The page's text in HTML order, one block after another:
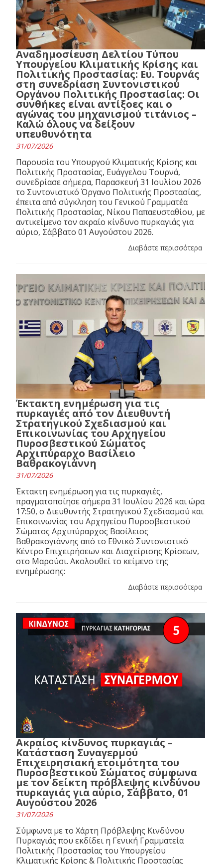
Αναδημοσίευση Δελτίου Τύπου
Υπουργείου Κλιματικής Κρίσης και
Πολιτικής Προστασίας: Ευ. Τουρνάς
στη συνεδρίαση Συντονιστικού
Οργάνου Πολιτικής Προστασίας: Οι
συνθήκες είναι αντίξοες και ο
αγώνας του μηχανισμού τιτάνιος –
Καλώ όλους να δείξουν
υπευθυνότητα
31/07/2026
Παρουσία του Υπουργού Κλιματικής Κρίσης και
Πολιτικής Προστασίας, Ευάγγελου Τουρνά,
συνεδρίασε σήμερα, Παρασκευή 31 Ιουλίου 2026
το Συντονιστικό Όργανο Πολιτικής Προστασίας,
έπειτα από σύγκληση του Γενικού Γραμματέα
Πολιτικής Προστασίας, Νίκου Παπαευσταθίου, με
αντικείμενο τον ακραίο κίνδυνο πυρκαγιάς για
αύριο, Σάββατο 01 Αυγούστου 2026.
Διαβάστε περισσότερα
Έκτακτη ενημέρωση για τις
πυρκαγιές από τον Διευθυντή
Στρατηγικού Σχεδιασμού και
Επικοινωνίας του Αρχηγείου
Πυροσβεστικού Σώματος
Αρχιπύραρχο Βασίλειο
Βαθρακογιάννη
31/07/2026
Έκτακτη ενημέρωση για τις πυρκαγιές,
πραγματοποίησε σήμερα 31 Ιουλίου 2026 και ώρα
17:50, ο Διευθυντής Στρατηγικού Σχεδιασμού και
Επικοινωνίας του Αρχηγείου Πυροσβεστικού
Σώματος Αρχιπύραρχος Βασίλειος
Βαθρακογιάννης από το Εθνικό Συντονιστικό
Κέντρο Επιχειρήσεων και Διαχείρισης Κρίσεων,
στο Μαρούσι. Ακολουθεί το κείμενο της
ενημέρωσης:
Διαβάστε περισσότερα
Ακραίος κίνδυνος πυρκαγιάς –
Κατάσταση Συναγερμού
Επιχειρησιακή ετοιμότητα του
Πυροσβεστικού Σώματος σύμφωνα
με τον δείκτη πρόβλεψης κινδύνου
πυρκαγιάς για αύριο, Σάββατο, 01
Αυγούστου 2026
31/07/2026
Σύμφωνα με το Χάρτη Πρόβλεψης Κινδύνου
Πυρκαγιάς που εκδίδει η Γενική Γραμματεία
Πολιτικής Προστασίας του Υπουργείου
Κλιματικής Κρίσης & Πολιτικής Προστασίας